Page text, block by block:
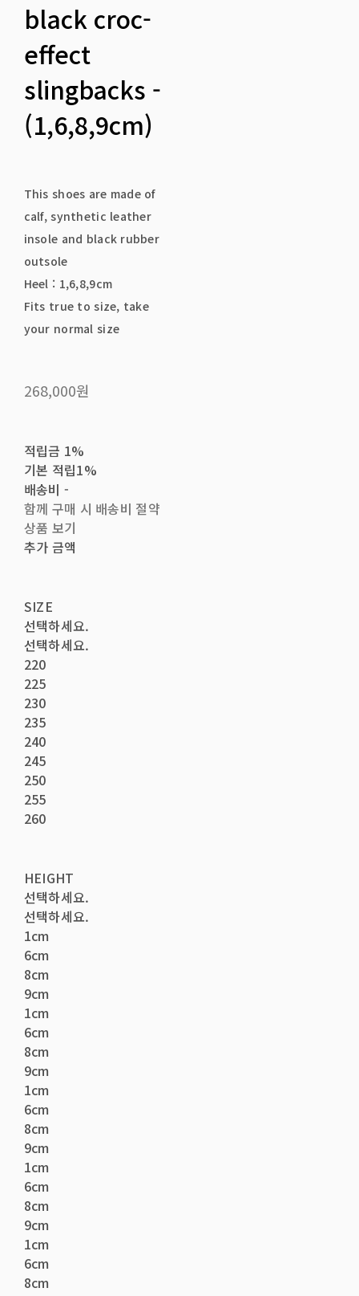
black croc-
effect
slingbacks -
(1,6,8,9cm)
This shoes are made of
calf, synthetic leather
insole and black rubber
outsole
Heel : 1,6,8,9cm
Fits true to size, take
your normal size
268,000원
적립금 1%
기본 적립1%
배송비 -
함께 구매 시 배송비 절약
상품 보기
추가 금액
SIZE
선택하세요.
선택하세요.
220
225
230
235
240
245
250
255
260
HEIGHT
선택하세요.
선택하세요.
1cm
6cm
8cm
9cm
1cm
6cm
8cm
9cm
1cm
6cm
8cm
9cm
1cm
6cm
8cm
9cm
1cm
6cm
8cm